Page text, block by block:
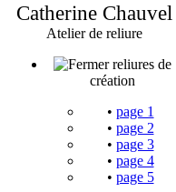
Catherine Chauvel
Atelier de reliure
reliures de
création
• page 1
• page 2
• page 3
• page 4
• page 5